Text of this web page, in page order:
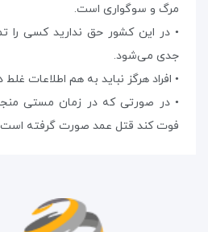
مرگ و سوگواری است.
• در این کشور حق ندارید کسی را
جدی می‌شود.
• افراد هرگز نباید به هم اطلاعات
• در صورتی که در زمان مستی
فوت کند قتل عمد صورت گرفته